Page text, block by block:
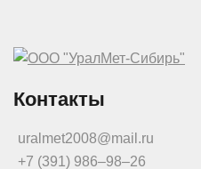
Контакты
uralmet2008@mail.ru
+7 (391) 986‒98‒26